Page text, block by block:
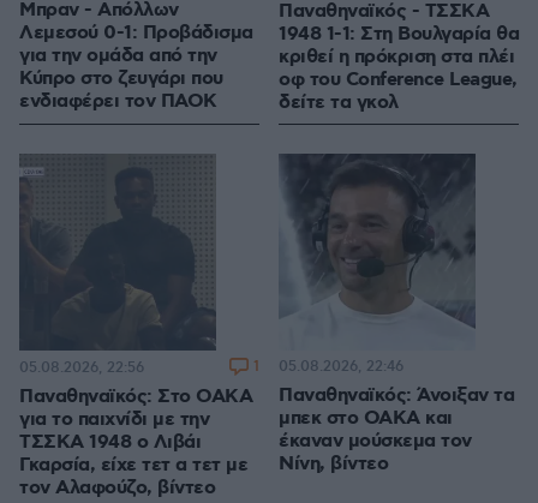
Μπραν - Απόλλων
Λεμεσού 0-1: Προβάδισμα
για την ομάδα από την
Κύπρο στο ζευγάρι που
ενδιαφέρει τον ΠΑΟΚ
Παναθηναϊκός - ΤΣΣΚΑ
1948 1-1: Στη Βουλγαρία θα
κριθεί η πρόκριση στα πλέι
οφ του Conference League,
δείτε τα γκολ
Παναθηναϊκός: Στο ΟΑΚΑ
για το παιχνίδι με την
ΤΣΣΚΑ 1948 ο Λιβάι
Γκαρσία, είχε τετ α τετ με
τον Αλαφούζο, βίντεο
05.08.2026, 22:56 1
Παναθηναϊκός: Άνοιξαν τα
μπεκ στο ΟΑΚΑ και
έκαναν μούσκεμα τον
Νίνη, βίντεο
05.08.2026, 22:46